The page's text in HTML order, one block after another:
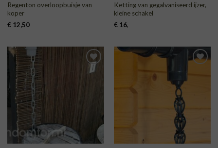
Regenton overloopbuisje van
koper
€12,50
Ketting van gegalvaniseerd ijzer,
kleine schakel
€16,-
TOEVOEGEN
TOEVOEGEN
AAN
VERLANGLIJST